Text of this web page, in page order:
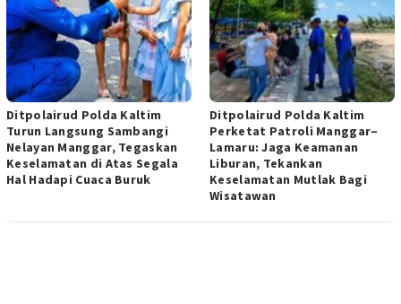
Ditpolairud Polda Kaltim
Turun Langsung Sambangi
Nelayan Manggar, Tegaskan
Keselamatan di Atas Segala
Hal Hadapi Cuaca Buruk
Ditpolairud Polda Kaltim
Perketat Patroli Manggar–
Lamaru: Jaga Keamanan
Liburan, Tekankan
Keselamatan Mutlak Bagi
Wisatawan